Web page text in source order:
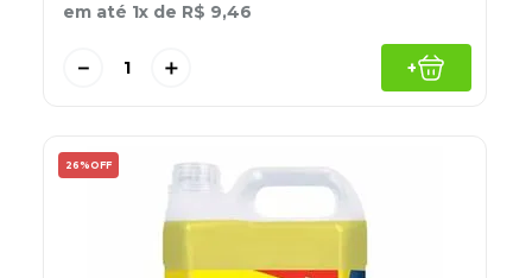
em até 1x de R$ 9,46
＋
－ +
26% OFF